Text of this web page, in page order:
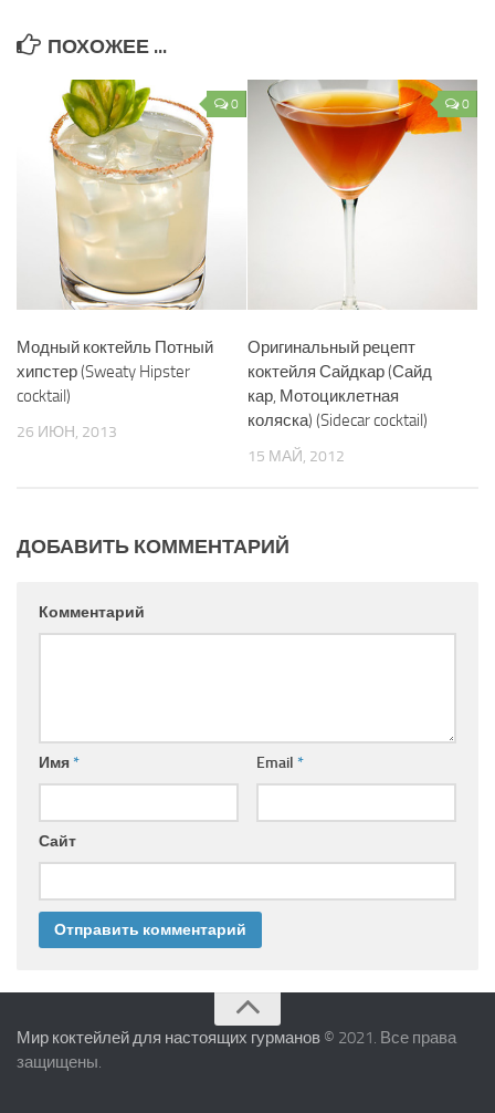
ПОХОЖЕЕ ...
0
Модный коктейль Потный
хипстер (Sweaty Hipster
cocktail)
26 ИЮН, 2013
0
Оригинальный рецепт
коктейля Сайдкар (Сайд
кар, Мотоциклетная
коляска) (Sidecar cocktail)
15 МАЙ, 2012
ДОБАВИТЬ КОММЕНТАРИЙ
Комментарий
Имя* Email *
Сайт
Мир коктейлей для настоящих гурманов © 2021. Все права
защищены.